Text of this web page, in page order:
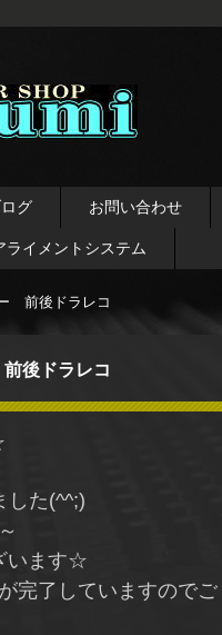
ニング カーオ
レカロシート
グ お問い合わせ
ライメントシステム
前後ドラレコ
後ドラレコ
した(^^;)
います☆
完了していますのでご